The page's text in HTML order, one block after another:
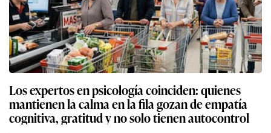
Los expertos en psicología coinciden: quienes
mantienen la calma en la fila gozan de empatía
cognitiva, gratitud y no solo tienen autocontrol